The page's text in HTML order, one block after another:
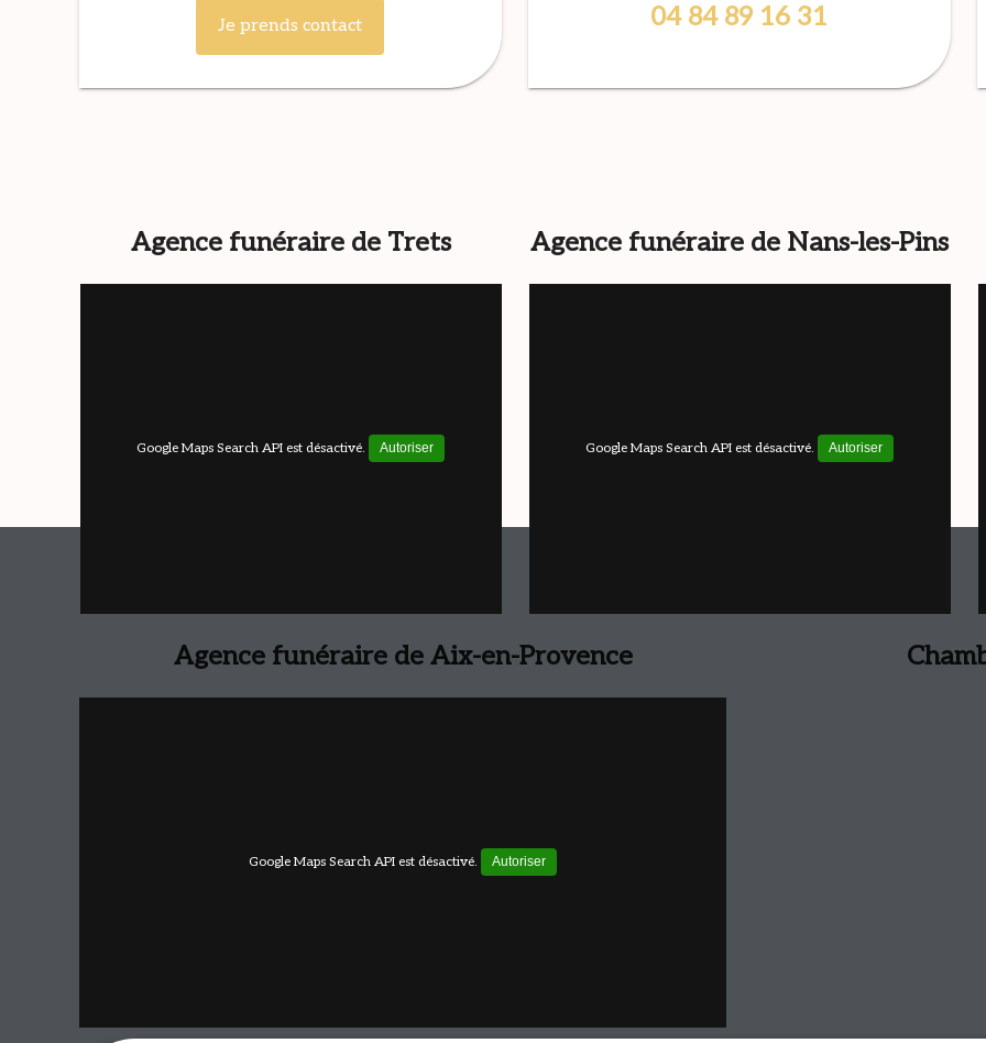
Je prends contact 04 84 89 16 31
Agence funéraire de Trets
Google Maps Search API est désactivé. Autoriser
Agence funéraire de Nans-les-Pins
Google Maps Search API est désactivé. Autoriser
Agence funéraire de Aix-en-Provence
Google Maps Search API est désactivé. Autoriser